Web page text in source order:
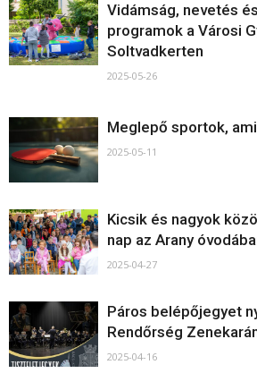
Vidámság, nevetés
programok a Városi
Soltvadkerten
2025-05-26
Meglepő sportok,
2025-05-11
Kicsik és nagyok
nap az Arany
2025-04-27
Páros belépőjegyet
Rendőrség
2025-04-16